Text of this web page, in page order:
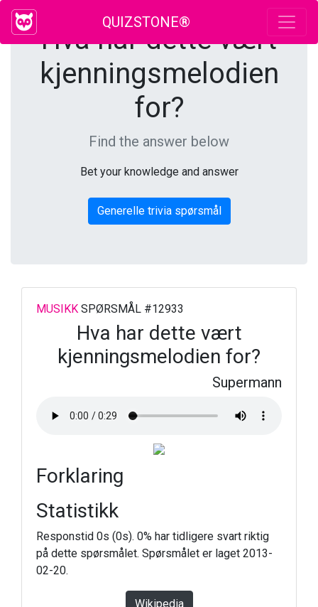
QUIZSTONE®
Hva har dette vært
kjenningsmelodien
for?
Find the answer below
Bet your knowledge and answer
Generelle trivia spørsmål
MUSIKK SPØRSMÅL #12933
Hva har dette vært
kjenningsmelodien for?
Supermann
Forklaring
Statistikk
Responstid 0s (0s). 0% har tidligere svart riktig
på dette spørsmålet. Spørsmålet er laget 2013-
02-20.
Wikipedia